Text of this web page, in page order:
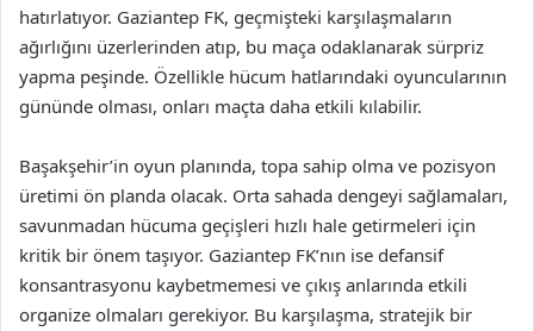
hatırlatıyor. Gaziantep FK, geçmişteki karşılaşmaların
ağırlığını üzerlerinden atıp, bu maça odaklanarak sürpriz
yapma peşinde. Özellikle hücum hatlarındaki oyuncularının
gününde olması, onları maçta daha etkili kılabilir.
Başakşehir’in oyun planında, topa sahip olma ve pozisyon
üretimi ön planda olacak. Orta sahada dengeyi sağlamaları,
savunmadan hücuma geçişleri hızlı hale getirmeleri için
kritik bir önem taşıyor. Gaziantep FK’nın ise defansif
konsantrasyonu kaybetmemesi ve çıkış anlarında etkili
organize olmaları gerekiyor. Bu karşılaşma, stratejik bir